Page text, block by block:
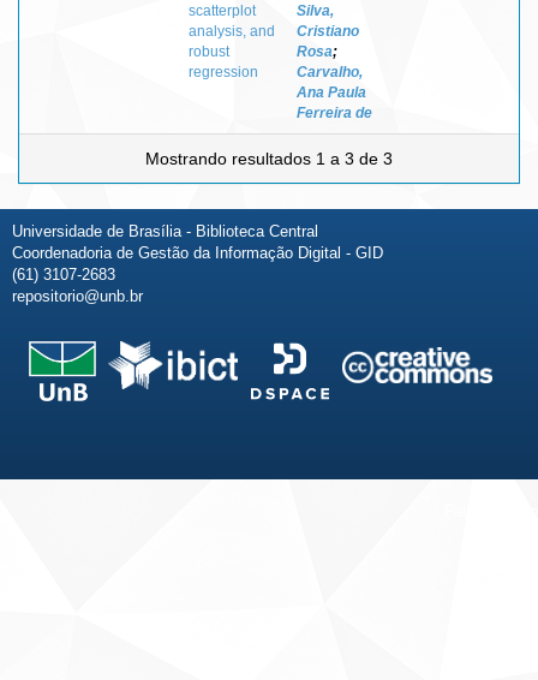
scatterplot
analysis, and
robust
regression
Silva,
Cristiano
Rosa;
Carvalho,
Ana Paula
Ferreira de
Mostrando resultados 1 a 3 de 3
Universidade de Brasília - Biblioteca Central
Coordenadoria de Gestão da Informação Digital - GID
(61) 3107-2683
repositorio@unb.br